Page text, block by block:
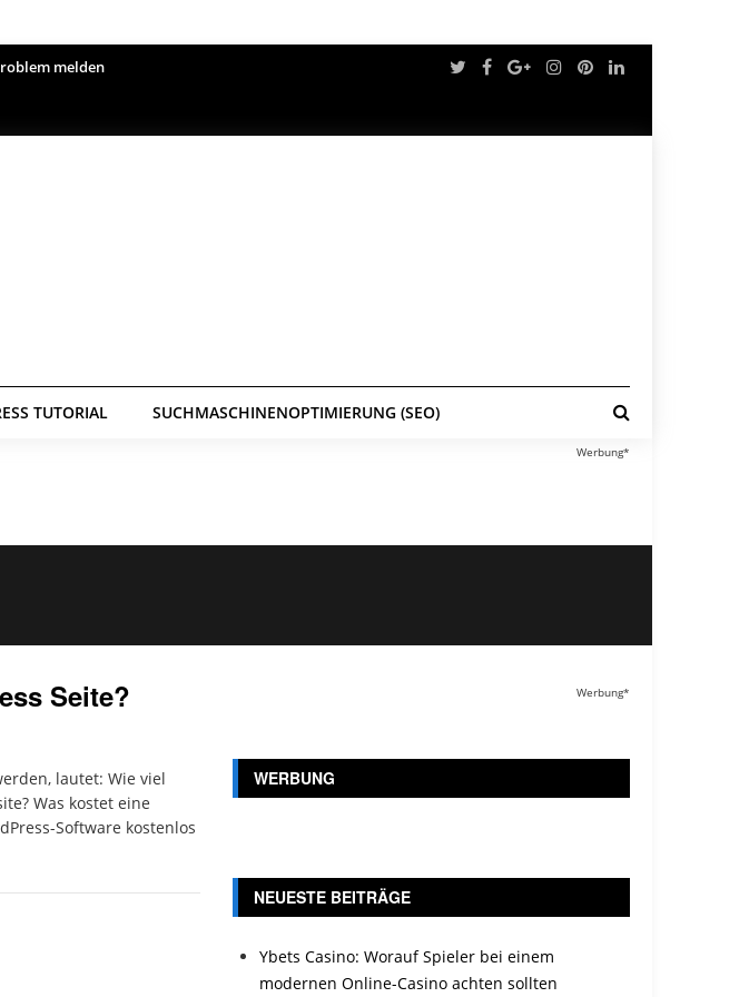
melden
TUTORIAL SUCHMASCHINENOPTIMIERUNG (SEO)
Werbung*
Seite?
lautet: Wie viel
Was kostet eine
Software kostenlos
Werbung*
WERBUNG
NEUESTE BEITRÄGE
Ybets Casino: Worauf Spieler bei einem
modernen Online-Casino achten sollten